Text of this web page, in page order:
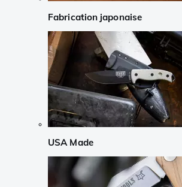
Fabrication japonaise
USA Made